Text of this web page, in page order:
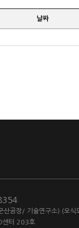
날짜
공장/ 기술연구소) (오식
센터 203호